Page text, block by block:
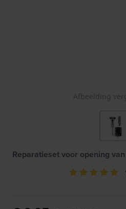
Afbeelding
Reparatieset voor opening